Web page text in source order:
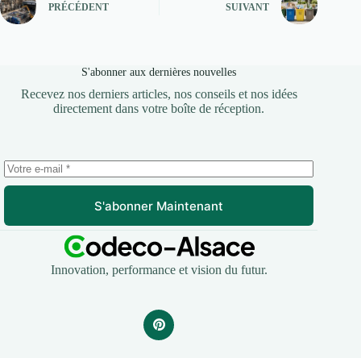
PRÉCÉDENT SUIVANT
S'abonner aux dernières nouvelles
Recevez nos derniers articles, nos conseils et nos idées
directement dans votre boîte de réception.
S'abonner Maintenant
Innovation, performance et vision du futur.